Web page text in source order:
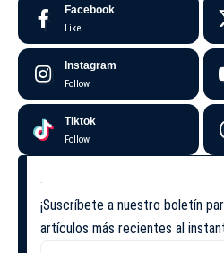
Facebook
Like
Instagram
Follow
Tiktok
Follow
¡Suscríbete a nuestro boletín
artículos más recientes al